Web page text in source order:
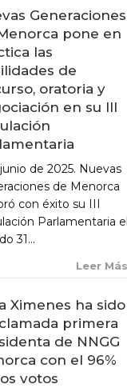
Generaciones
pone en
las
de
oratoria y
en su III
de 2025. Nuevas
de Menorca
con éxito su III
Parlamentaria el
31...
Leer Más
Ximenes ha sido
primera
de NNGG
con el 96%
votos